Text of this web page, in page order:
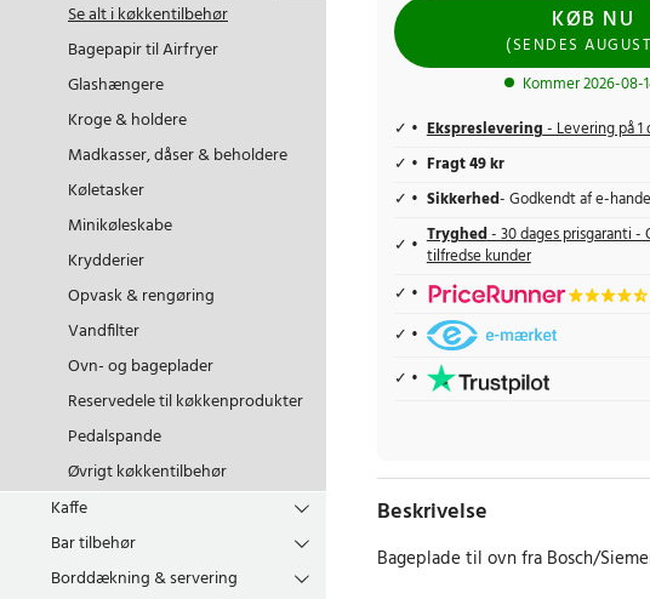
Se alt ikøkkentilbehør
Bagepapir til Airfryer
Glashængere
Kroge & holdere
Madkasser, dåser & beholdere
Køletasker
Minikøleskabe
Krydderier
Opvask & rengøring
Vandfilter
Ovn- og bageplader
Reservedele til køkkenprodukter
Pedalspande
Øvrigt køkkentilbehør
Kaffe
Bar tilbehør
Borddækning & servering
KØB NU
(SENDES
Kommer 2026-08-
Ekspreslevering- Levering på 1
Fragt 49 kr
Sikkerhed- Godkendt af e-
Tryghed- 30 dages prisgaranti -
tilfredse kunder
Beskrivelse
Bageplade til ovn fra Bosch/